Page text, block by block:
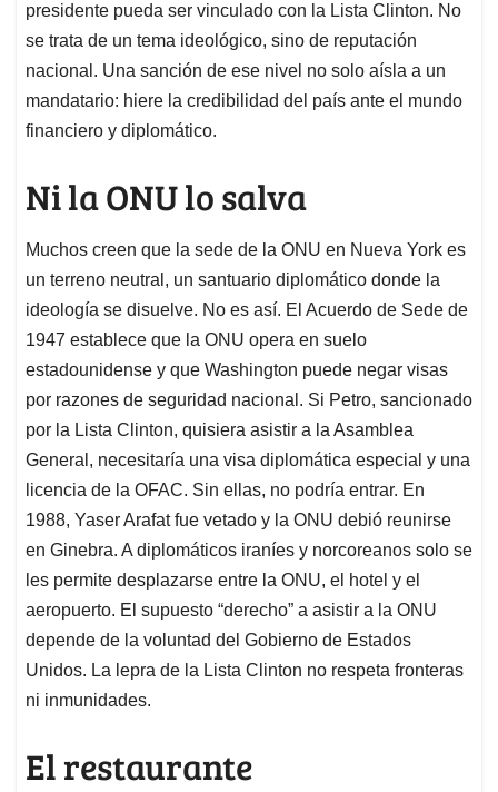
A
p
p
o
o
d
I
n
d
s
presidente pueda ser vinculado con la Lista Clinton. No
se trata de un tema ideológico, sino de reputación
nacional. Una sanción de ese nivel no solo aísla a un
mandatario: hiere la credibilidad del país ante el mundo
financiero y diplomático.
Ni la ONU lo salva
Muchos creen que la sede de la ONU en Nueva York es
un terreno neutral, un santuario diplomático donde la
ideología se disuelve. No es así. El Acuerdo de Sede de
1947 establece que la ONU opera en suelo
estadounidense y que Washington puede negar visas
por razones de seguridad nacional. Si Petro, sancionado
por la Lista Clinton, quisiera asistir a la Asamblea
General, necesitaría una visa diplomática especial y una
licencia de la OFAC. Sin ellas, no podría entrar. En
1988, Yaser Arafat fue vetado y la ONU debió reunirse
en Ginebra. A diplomáticos iraníes y norcoreanos solo se
les permite desplazarse entre la ONU, el hotel y el
aeropuerto. El supuesto “derecho” a asistir a la ONU
depende de la voluntad del Gobierno de Estados
Unidos. La lepra de la Lista Clinton no respeta fronteras
ni inmunidades.
El restaurante